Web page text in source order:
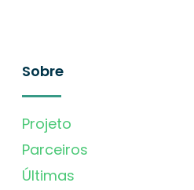
Sobre
Projeto
Parceiros
Últimas